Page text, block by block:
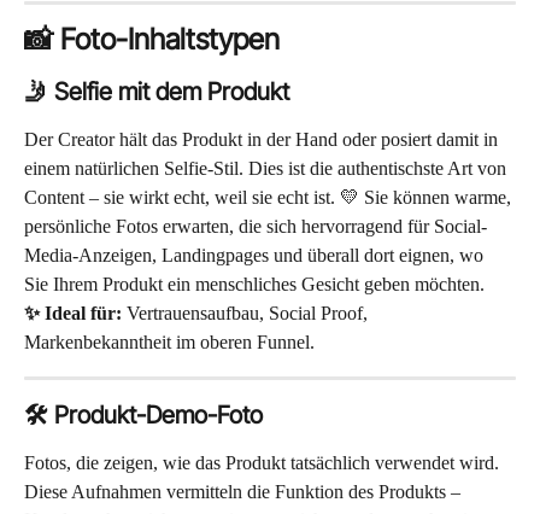
📸 Foto-Inhaltstypen
🤳 Selfie mit dem Produkt
Der Creator hält das Produkt in der Hand oder posiert damit in
einem natürlichen Selfie-Stil. Dies ist die authentischste Art von
Content – sie wirkt echt, weil sie echt ist. 💛 Sie können warme,
persönliche Fotos erwarten, die sich hervorragend für Social-
Media-Anzeigen, Landingpages und überall dort eignen, wo
Sie Ihrem Produkt ein menschliches Gesicht geben möchten.
✨ Ideal für: Vertrauensaufbau, Social Proof,
Markenbekanntheit im oberen Funnel.
🛠️ Produkt-Demo-Foto
Fotos, die zeigen, wie das Produkt tatsächlich verwendet wird.
Diese Aufnahmen vermitteln die Funktion des Produkts –